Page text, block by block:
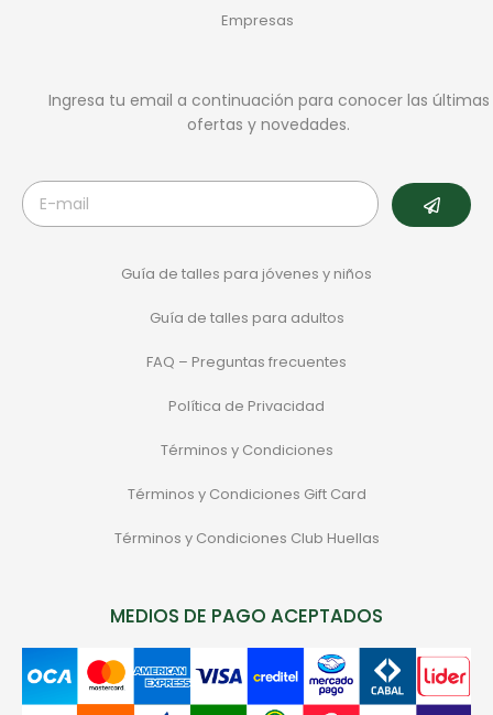
Empresas
Ingresa tu email a continuación para conocer las últimas
ofertas y novedades.
Guía de talles para jóvenes y niños
Guía de talles para adultos
FAQ – Preguntas frecuentes
Política de Privacidad
Términos y Condiciones
Términos y Condiciones Gift Card
Términos y Condiciones Club Huellas
MEDIOS DE PAGO ACEPTADOS